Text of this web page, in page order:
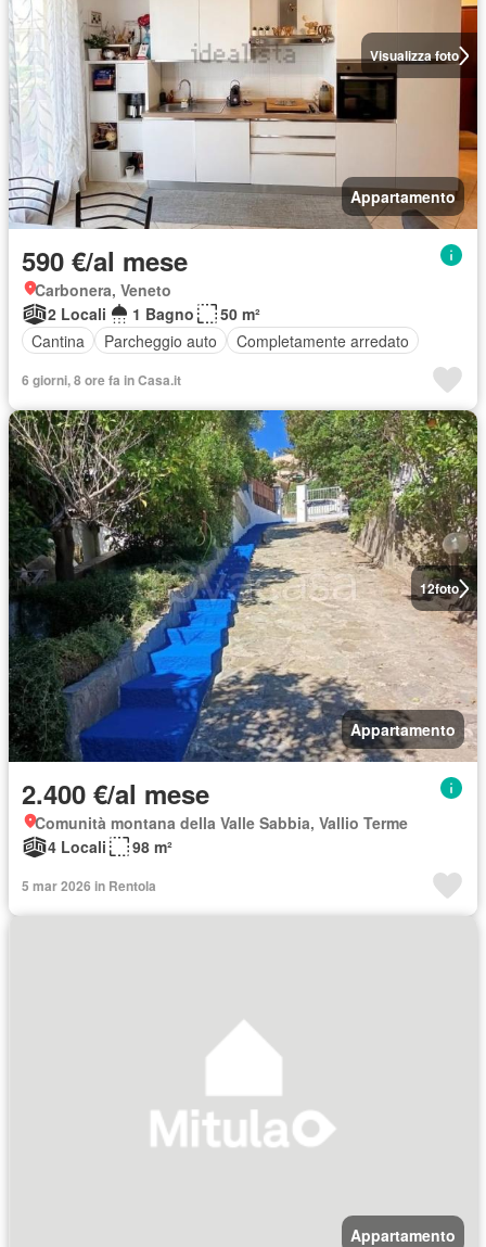
Visualizza foto
Appartamento
590 €/al mese
Carbonera, Veneto
2 Locali
1 Bagno
50 m²
Cantina
Parcheggio auto Completamente arredato
6 giorni, 8 ore fa in Casa.it
12foto
Appartamento
2.400 €/al mese
Comunità montana della Valle Sabbia, Vallio Terme
4 Locali
98 m²
5 mar 2026 in Rentola
Appartamento